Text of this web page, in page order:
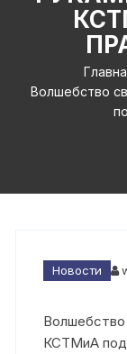
Волшебство
Новости
Волшебство
КСТМиА